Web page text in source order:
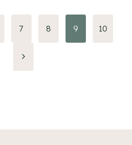
7 8 9 10
Page